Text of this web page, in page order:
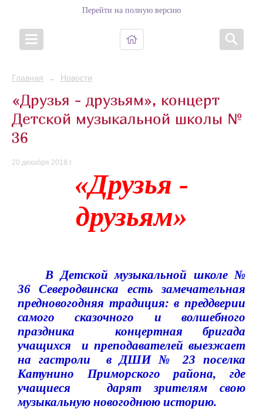
Перейти на полную версию
Главная → Новости
«Друзья - друзьям», концерт
Детской музыкальной школы №
36
20 декабря 2018 г.
«Друзья -
друзьям»
В Детской музыкальной школе №
36 Северодвинска есть замечательная
предновогодняя традиция: в преддверии
самого сказочного и волшебного
праздника
концертная бригада
учащихся
и преподавателей выезжает
на гастроли
в ДШИ № 23 поселка
Катунино Приморского района, где
учащиеся
дарят зрителям свою
музыкальную новогоднюю историю.